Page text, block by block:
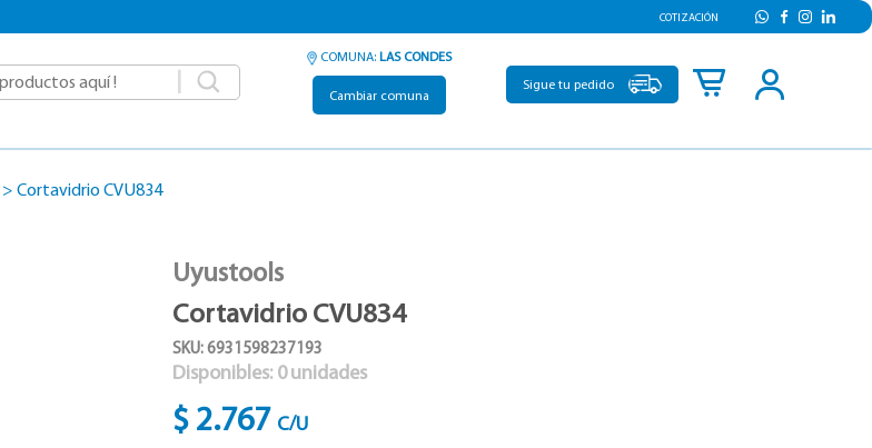
COTIZACIÓN
COMUNA: LAS CONDES
Cambiar comuna
Sigue tu pedido
> Cortavidrio CVU834
Uyustools
Cortavidrio CVU834
SKU: 6931598237193
Disponibles: 0 unidades
$ 2.767 C/U